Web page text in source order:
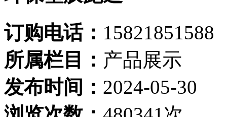
订购电话： 15821851588
所属栏目： 产品展示
发布时间： 2024-05-30